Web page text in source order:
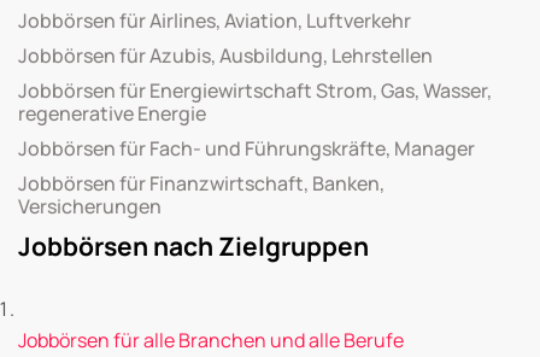
Jobbörsen für Airlines, Aviation, Luftverkehr
Jobbörsen für Azubis, Ausbildung, Lehrstellen
Jobbörsen für Energiewirtschaft Strom, Gas, Wasser,
regenerative Energie
Jobbörsen für Fach- und Führungskräfte, Manager
Jobbörsen für Finanzwirtschaft, Banken,
Versicherungen
Jobbörsen nach Zielgruppen
Jobbörsen für alle Branchen und alle Berufe